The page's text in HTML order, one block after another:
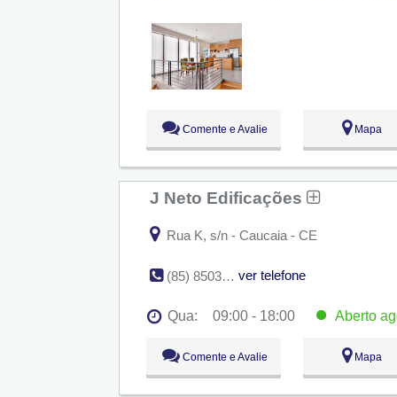
Seg:
09:00 - 18:00
Ter:
09:00 - 18:00
09:00 - 18:00
Qui:
09:00 - 18:00
Sex:
09:00 - 18:00
Comente e Avalie Mapa
J Neto Edificações
Rua K, s/n - Caucaia - CE
(85) 8503-3708 / (85) 8154-1092 ver telefone
Qua: 09:00 - 18:00 Aberto
Seg:
Ter:
09:00 - 18:00
Qua:
09:00 - 18:00 Aberto
Qui:
09:00 - 18:00
Comente e Avalie Mapa